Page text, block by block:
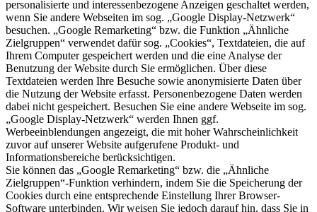
personalisierte und interessenbezogene Anzeigen geschaltet werden,
wenn Sie andere Webseiten im sog. „Google Display-Netzwerk“
besuchen. „Google Remarketing“ bzw. die Funktion „Ähnliche
Zielgruppen“ verwendet dafür sog. „Cookies“, Textdateien, die auf
Ihrem Computer gespeichert werden und die eine Analyse der
Benutzung der Website durch Sie ermöglichen. Über diese
Textdateien werden Ihre Besuche sowie anonymisierte Daten über
die Nutzung der Website erfasst. Personenbezogene Daten werden
dabei nicht gespeichert. Besuchen Sie eine andere Webseite im sog.
„Google Display-Netzwerk“ werden Ihnen ggf.
Werbeeinblendungen angezeigt, die mit hoher Wahrscheinlichkeit
zuvor auf unserer Website aufgerufene Produkt- und
Informationsbereiche berücksichtigen.
Sie können das „Google Remarketing“ bzw. die „Ähnliche
Zielgruppen“-Funktion verhindern, indem Sie die Speicherung der
Cookies durch eine entsprechende Einstellung Ihrer Browser-
Software unterbinden. Wir weisen Sie jedoch darauf hin, dass Sie in